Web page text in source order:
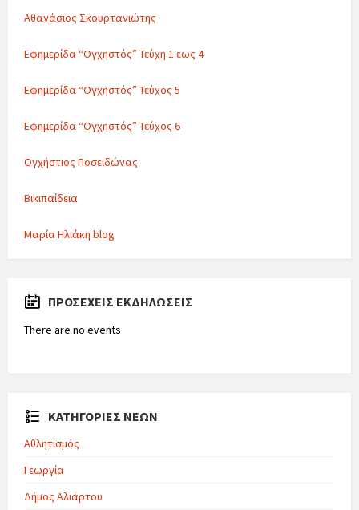
Αθανάσιος Σκουρτανιώτης
Εφημερίδα “Ογχηστός” Τεύχη 1 εως 4
Εφημερίδα “Ογχηστός” Τεύχος 5
Εφημερίδα “Ογχηστός” Τεύχος 6
Ογχήστιος Ποσειδώνας
Βικιπαίδεια
Μαρία Ηλιάκη blog
ΠΡΟΣΕΧΕΊΣ ΕΚΔΗΛΏΣΕΙΣ
There are no events
ΚΑΤΗΓΟΡΙΕΣ ΝΕΩΝ
Αθλητισμός
Γεωργία
Δήμος Αλιάρτου